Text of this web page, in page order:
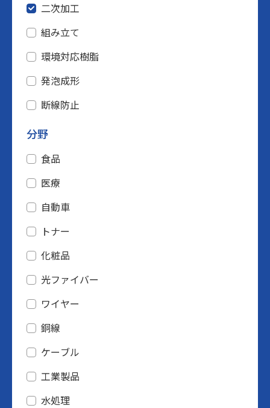
二次加工
組み立て
環境対応樹脂
発泡成形
断線防止
分野
食品
医療
自動車
トナー
化粧品
光ファイバー
ワイヤー
銅線
ケーブル
工業製品
水処理